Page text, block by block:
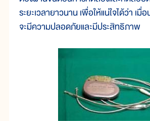
ระยะเวลายาวนาน เพื่อให้แน่ใจได้ว่า เมื่
จะมีความปลอดภัยและมีประสิทธิภาพ